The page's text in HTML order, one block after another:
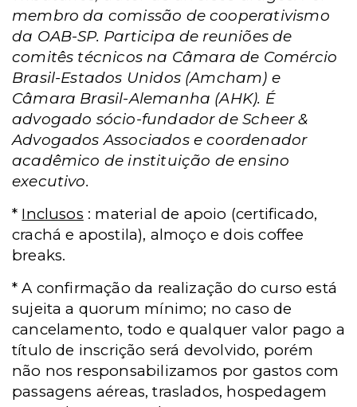
membro da comissão de cooperativismo
da OAB-SP. Participa de reuniões de
comitês técnicos na Câmara de Comércio
Brasil-Estados Unidos (Amcham) e
Câmara Brasil-Alemanha (AHK). É
advogado sócio-fundador de Scheer &
Advogados Associados e coordenador
acadêmico de instituição de ensino
executivo.
* Inclusos : material de apoio (certificado,
crachá e apostila), almoço e dois coffee
breaks.
* A confirmação da realização do curso está
sujeita a quorum mínimo; no caso de
cancelamento, todo e qualquer valor pago a
título de inscrição será devolvido, porém
não nos responsabilizamos por gastos com
passagens aéreas, traslados, hospedagem